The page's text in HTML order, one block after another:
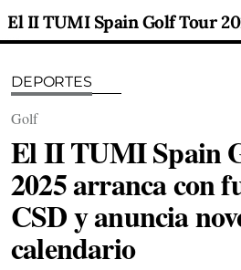
DEPORTES
Golf
El II TUMI Spain
2025 arranca con
CSD y anuncia
calendario